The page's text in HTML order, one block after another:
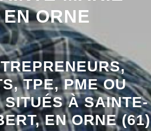
ORNE
TPE, PME OU
SITUÉS À SAINTE-
EN ORNE (61)